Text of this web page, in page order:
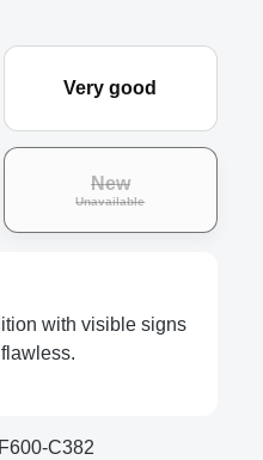
unavailable.)
Very good
New
Unavailable(This option is
with visible signs
C382